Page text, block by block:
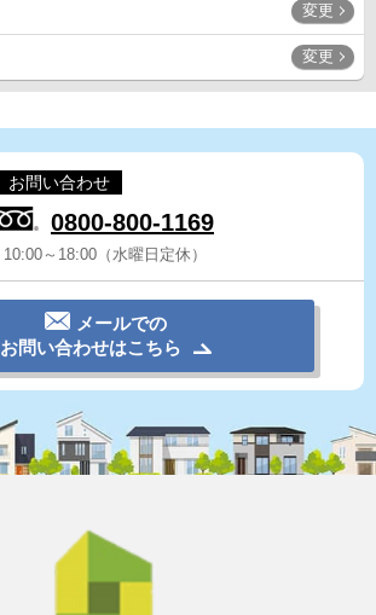
変更
変更
お問い合わせ
0800-800-1169
10:00～18:00（水曜日定休）
メールでの
お問い合わせはこちら